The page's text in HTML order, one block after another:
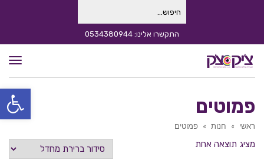
פתח
עבור: התקשרו אלינו: 0534380944
פמוטים
ראשי » חנות » פמוטים
מציג תוצאה אחת